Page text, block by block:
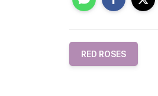
RED ROSES